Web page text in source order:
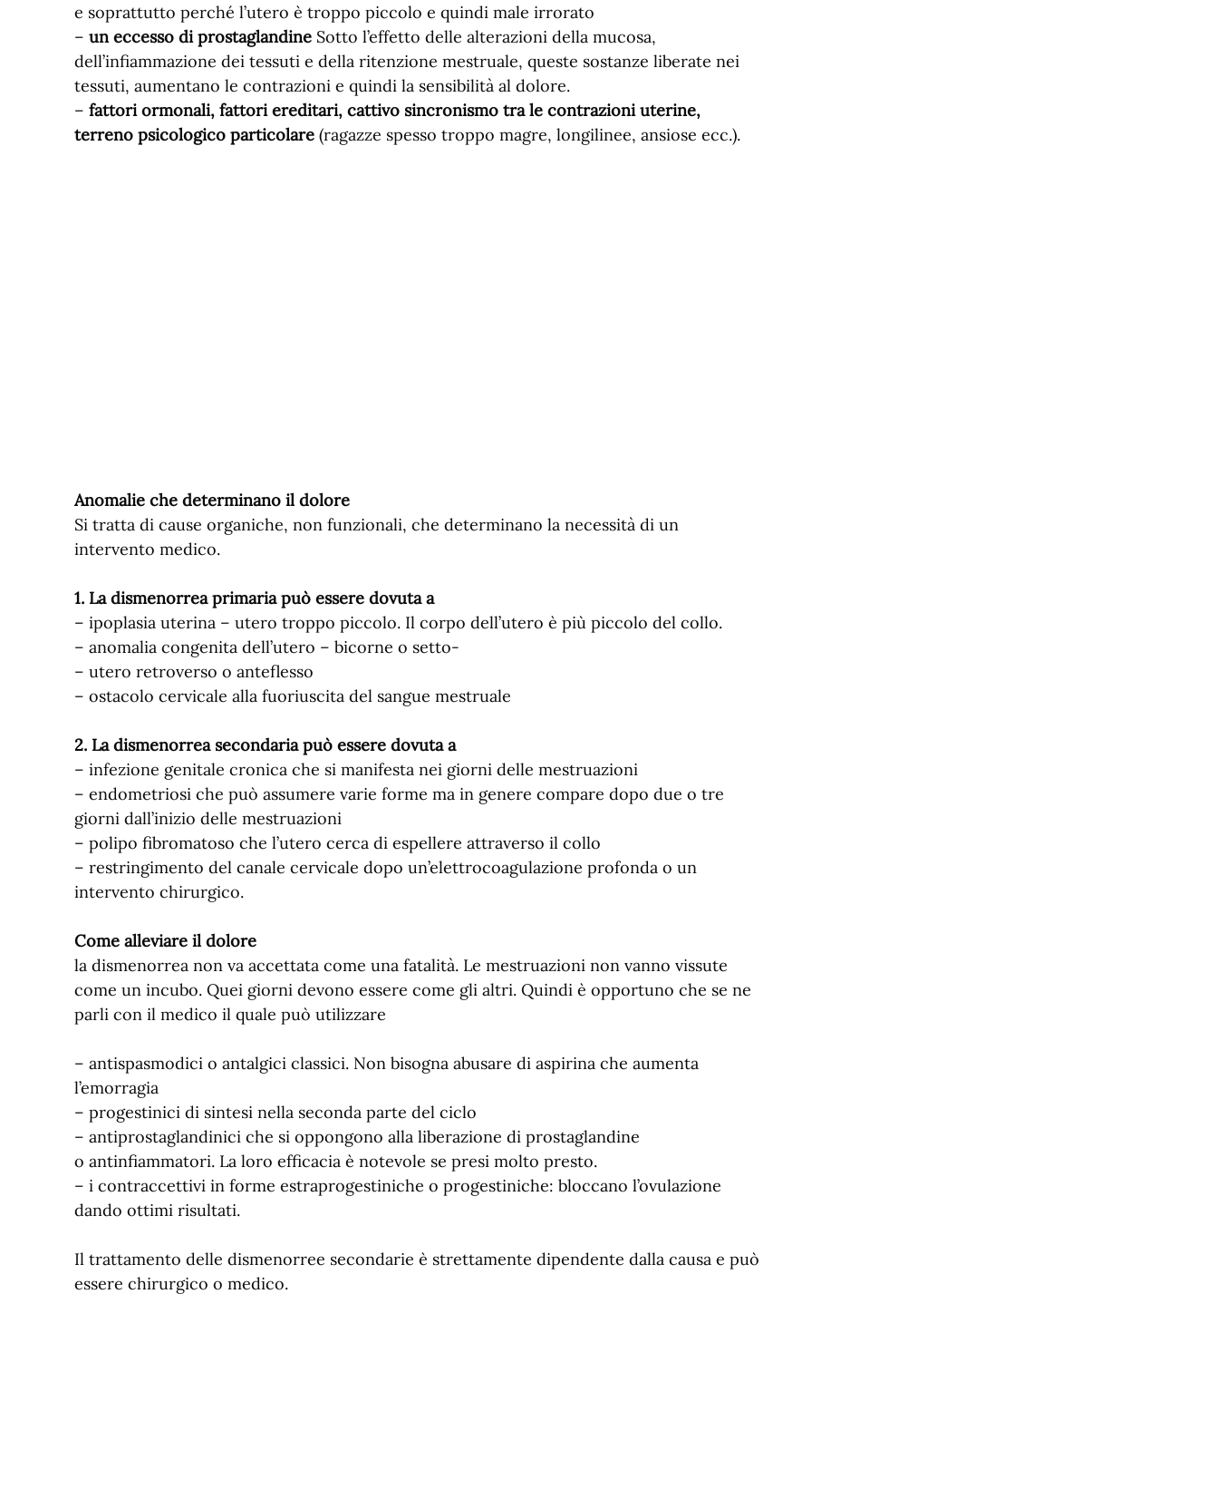
e soprattutto perché l’utero è troppo piccolo e quindi male irrorato
– un eccesso di prostaglandine Sotto l’effetto delle alterazioni della mucosa,
dell’infiammazione dei tessuti e della ritenzione mestruale, queste sostanze liberate nei
tessuti, aumentano le contrazioni e quindi la sensibilità al dolore.
– fattori ormonali, fattori ereditari, cattivo sincronismo tra le contrazioni uterine,
terreno psicologico particolare (ragazze spesso troppo magre, longilinee, ansiose ecc.).
Anomalie che determinano il dolore
Si tratta di cause organiche, non funzionali, che determinano la necessità di un
intervento medico.
1. La dismenorrea primaria può essere dovuta a
– ipoplasia uterina – utero troppo piccolo. Il corpo dell’utero è più piccolo del collo.
– anomalia congenita dell’utero – bicorne o setto-
– utero retroverso o anteflesso
– ostacolo cervicale alla fuoriuscita del sangue mestruale
2. La dismenorrea secondaria può essere dovuta a
– infezione genitale cronica che si manifesta nei giorni delle mestruazioni
– endometriosi che può assumere varie forme ma in genere compare dopo due o tre
giorni dall’inizio delle mestruazioni
– polipo fibromatoso che l’utero cerca di espellere attraverso il collo
– restringimento del canale cervicale dopo un’elettrocoagulazione profonda o un
intervento chirurgico.
Come alleviare il dolore
la dismenorrea non va accettata come una fatalità. Le mestruazioni non vanno vissute
come un incubo. Quei giorni devono essere come gli altri. Quindi è opportuno che se ne
parli con il medico il quale può utilizzare
– antispasmodici o antalgici classici. Non bisogna abusare di aspirina che aumenta
l’emorragia
– progestinici di sintesi nella seconda parte del ciclo
– antiprostaglandinici che si oppongono alla liberazione di prostaglandine
o antinfiammatori. La loro efficacia è notevole se presi molto presto.
– i contraccettivi in forme estraprogestiniche o progestiniche: bloccano l’ovulazione
dando ottimi risultati.
Il trattamento delle dismenorree secondarie è strettamente dipendente dalla causa e può
essere chirurgico o medico.